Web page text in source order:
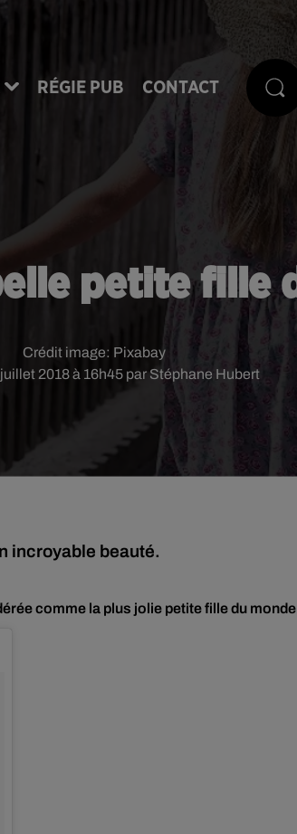
RÉGIE PUB CONTACT
petite fille
2018 à 16h45 par Stéphane Hubert
Crédit image: Pixabay
incroyable beauté.
comme la plus jolie petite fille du monde